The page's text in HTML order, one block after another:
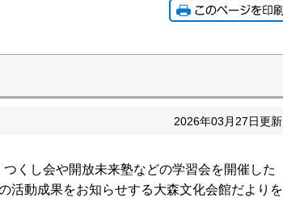
2026年03 月 27日更新
くし会や開放未来塾などの学習会を開催した
活動成果をお知らせする大森文化会館だよりを